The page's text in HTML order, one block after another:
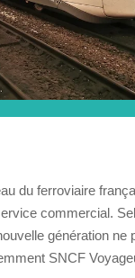
du ferroviaire
commercial.
génération
SNCF